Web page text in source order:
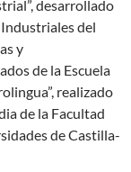
desarrollado
del
y
de la Escuela
realizado
de la Facultad
de Castilla-